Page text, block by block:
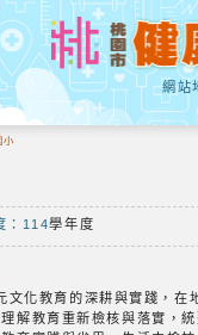
網站
小
：114學年度
化教育的深耕與實踐，在
解教育重新檢核與落實，